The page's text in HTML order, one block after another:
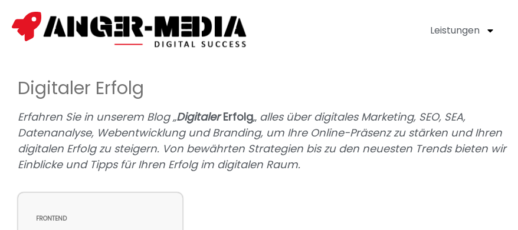
Leistungen
Digitaler Erfolg
Erfahren Sie in unserem Blog „DigitalerErfolg„ alles über digitales Marketing, SEO, SEA,
Datenanalyse, Webentwicklung und Branding, um Ihre Online-Präsenz zu stärken und Ihren
digitalen Erfolg zu steigern. Von bewährten Strategien bis zu den neuesten Trends bieten wir
Einblicke und Tipps für Ihren Erfolg im digitalen Raum.
FRONTEND